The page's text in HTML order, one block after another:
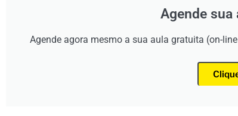
Agende
Agende agora mesmo a sua aula gratuita (on-